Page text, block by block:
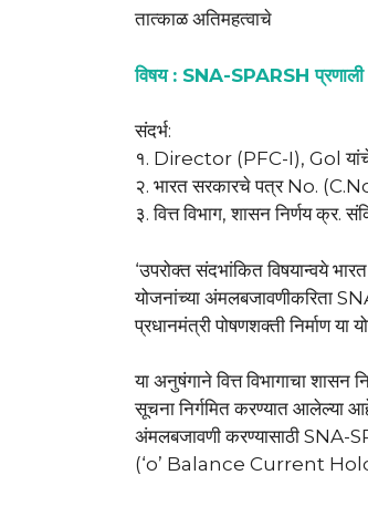
तात्काळ अतिमहत्वाचे
विषय : SNA-SPARSH
संदर्भ:
१. Director (PFC-I), Gol
२. भारत सरकारचे पत्र No.
३. वित्त विभाग, शासन निर्णय
‘उपरोक्त संदभांकित विषयान्वये
योजनांच्या अंमलबजावणीकरिता
प्रधानमंत्री पोषणशक्ती निर्माण
या अनुषंगाने वित्त विभागाचा
सूचना निर्गमित करण्यात आलेल्या
अंमलबजावणी करण्यासाठी SNA-
(‘o’ Balance Current